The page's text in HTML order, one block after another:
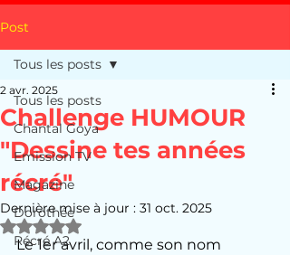
Post
Tous les posts
Chantal Goya
Emission TV
Magazine
Dorothée
Récré A2
Tous les posts
Challenge HUMOUR
"Dessine tes années
récré"
2 avr. 2025
Dernière mise à jour : 31 oct. 2025
Noté NaN étoiles sur 5.
Le 1er avril, comme son nom